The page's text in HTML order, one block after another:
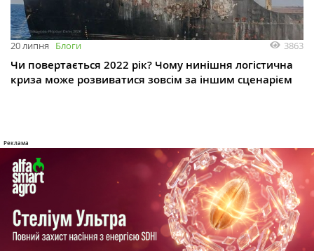
20 липня Блоги 3863
Чи повертається 2022 рік? Чому нинішня логістична
криза може розвиватися зовсім за іншим сценарієм